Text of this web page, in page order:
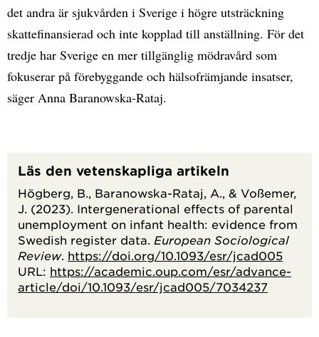
det andra är sjukvården i Sverige i högre utsträckning
skattefinansierad och inte kopplad till anställning. För det
tredje har Sverige en mer tillgänglig mödravård som
fokuserar på förebyggande och hälsofrämjande insatser,
säger Anna Baranowska-Rataj.
Läs den vetenskapliga artikeln
Högberg, B., Baranowska-Rataj, A., & Voßemer,
J. (2023). Intergenerational effects of parental
unemployment on infant health: evidence from
Swedish register data. European Sociological
Review. https://doi.org/10.1093/esr/jcad005
URL: https://academic.oup.com/esr/advance-
article/doi/10.1093/esr/jcad005/7034237